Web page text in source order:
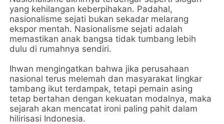
yang kehilangan keberpihakan. Padahal,
nasionalisme sejati bukan sekadar melarang
ekspor mentah. Nasionalisme sejati adalah
memastikan anak bangsa tidak tumbang lebih
dulu di rumahnya sendiri.
Ihwan mengingatkan bahwa jika perusahaan
nasional terus melemah dan masyarakat lingkar
tambang ikut terdampak, tetapi pemain asing
tetap bertahan dengan kekuatan modalnya, maka
sejarah akan mencatat ironi paling pahit dalam
hilirisasi Indonesia.